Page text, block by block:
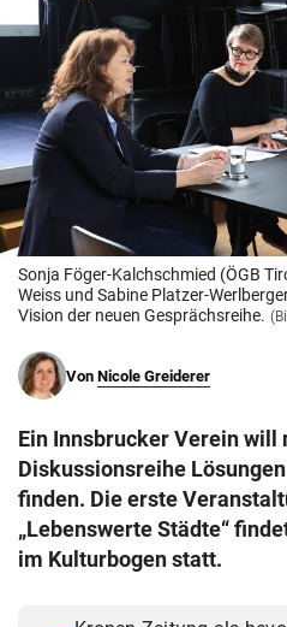
search
Suchbegriff
eingeben
© Krone Multimedia GmbH & Co
Muthgasse 2, 1190 Wien
Sonja Föger-Kalchschmied (ÖGB
Weiss und Sabine Platzer-
Vision der neuen Gesprächsreihe.
Von Nicole Greiderer
Ein Innsbrucker Verein will
Diskussionsreihe
finden. Die erste
„Lebenswerte Städte“
im Kulturbogen statt.